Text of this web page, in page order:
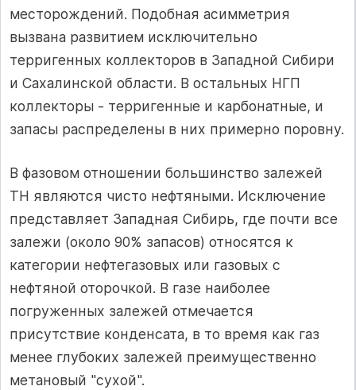
месторождений. Подобная асимметрия
вызвана развитием исключительно
терригенных коллекторов в Западной Сибири
и Сахалинской области. В остальных НГП
коллекторы - терригенные и карбонатные, и
запасы распределены в них примерно поровну.
В фазовом отношении большинство залежей
ТН являются чисто нефтяными. Исключение
представляет Западная Сибирь, где почти все
залежи (около 90% запасов) относятся к
категории нефтегазовых или газовых с
нефтяной оторочкой. В газе наиболее
погруженных залежей отмечается
присутствие конденсата, в то время как газ
менее глубоких залежей преимущественно
метановый "сухой".